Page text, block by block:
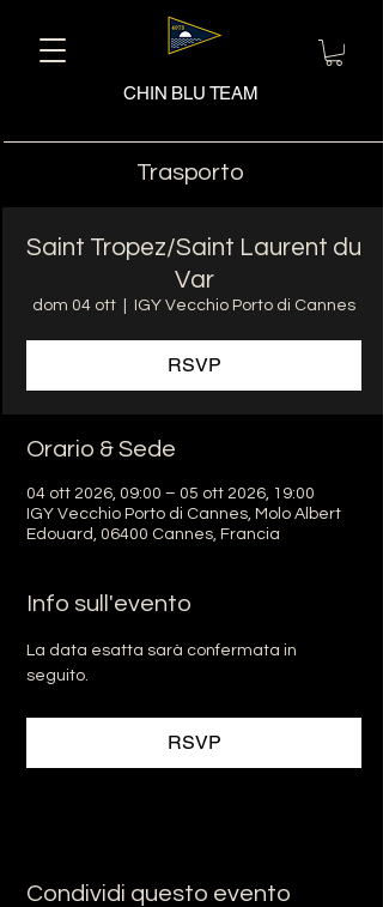
CHIN BLU TEAM
Trasporto
Saint Tropez/Saint Laurent du
Var
dom 04 ott IGY Vecchio Porto di Cannes
RSVP
Orario & Sede
04 ott 2026, 09:00 – 05 ott 2026, 19:00
IGY Vecchio Porto di Cannes, Molo Albert
Edouard, 06400 Cannes, Francia
Info sull'evento
La data esatta sarà confermata in
seguito.
RSVP
Condividi questo evento